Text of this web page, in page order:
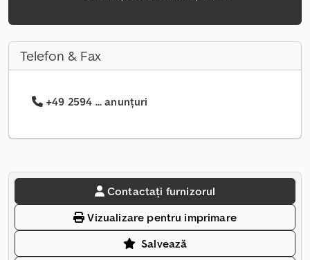
Telefon & Fax
+49 2594 ... anunțuri
Contactați furnizorul
Vizualizare pentru imprimare
Salvează